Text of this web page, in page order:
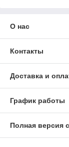
О нас
Контакты
Доставка и
График работы
Полная версия